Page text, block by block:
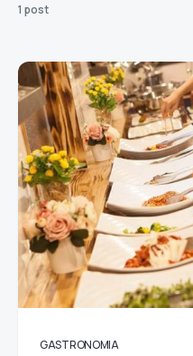
1 post
GASTRONOMIA